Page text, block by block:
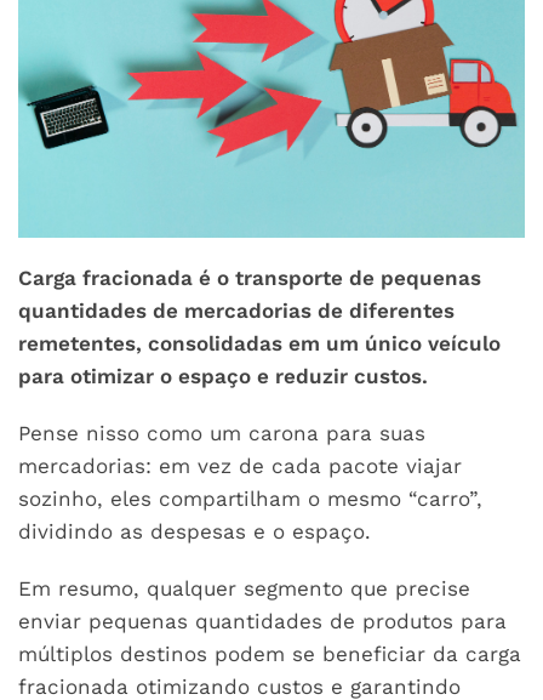
Carga fracionada é o transporte de pequenas
quantidades de mercadorias de diferentes
remetentes, consolidadas em um único veículo
para otimizar o espaço e reduzir custos.
Pense nisso como um carona para suas
mercadorias: em vez de cada pacote viajar
sozinho, eles compartilham o mesmo “carro”,
dividindo as despesas e o espaço.
Em resumo, qualquer segmento que precise
enviar pequenas quantidades de produtos para
múltiplos destinos podem se beneficiar da carga
fracionada otimizando custos e garantindo